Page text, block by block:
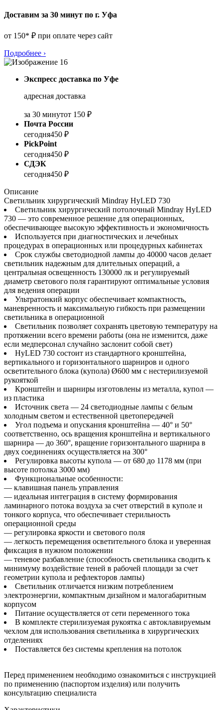
Доставим за 30 минут по г. Уфа
от 150* ₽ при оплате через сайт
Подробнее ›
Экспресс доставка по Уфе
адресная доставка
за 30 минутот 150 ₽
Почта России
сегодня450 ₽
PickPoint
сегодня450 ₽
СДЭК
сегодня450 ₽
Описание
Светильник хирургический Mindray HyLED 730
Светильник хирургический потолочный Mindray HyLED
730 — это современное решение для операционных,
обеспечивающее высокую эффективность и экономичность
Используется при диагностических и лечебных
процедурах в операционных или процедурных кабинетах
Срок службы светодиодной лампы до 40000 часов делает
светильник надежным для длительных операций, а
центральная освещенность 130000 лк и регулируемый
диаметр светового поля гарантируют оптимальные условия
для ведения операции
Ультратонкий корпус обеспечивает компактность,
маневренность и максимальную гибкость при размещении
светильника в операционной
Светильник позволяет сохранять цветовую температуру на
протяжении всего времени работы (она не изменится, даже
если медперсонал случайно заслонит собой свет)
HyLED 730 состоит из стандартного кронштейна,
вертикального и горизонтального шарниров и одного
осветительного блока (купола) Ø600 мм с нестерилизуемой
рукояткой
Кронштейн и шарниры изготовлены из металла, купол —
из пластика
Источник света — 24 светодиодные лампы с белым
холодным светом и естественной цветопередачей
Угол подъема и опускания кронштейна — 40° и 50°
соответственно, ось вращения кронштейна и вертикального
шарнира — до 360°, вращение горизонтального шарнира в
двух соединениях осуществляется на 300°
Регулировка высоты купола — от 680 до 1178 мм (при
высоте потолка 3000 мм)
Функциональные особенности:
— клавишная панель управления
— идеальная интеграция в систему формирования
ламинарного потока воздуха за счет отверстий в куполе и
тонкого корпуса, что обеспечивает стерильность
операционной среды
— регулировка яркости и светового поля
— легкость перемещения осветительного блока и уверенная
фиксация в нужном положении
— теневое разбавление (способность светильника сводить к
минимуму воздействие теней в рабочей площади за счет
геометрии купола и рефлекторов лампы)
Светильник отличается низким потреблением
электроэнергии, компактным дизайном и малогабаритным
корпусом
Питание осуществляется от сети переменного тока
В комплекте стерилизуемая рукоятка с автоклавируемым
чехлом для использования светильника в хирургических
отделениях
Поставляется без системы крепления на потолок
Перед применением необходимо ознакомиться с инструкцией
по применению (паспортом изделия) или получить
консультацию специалиста